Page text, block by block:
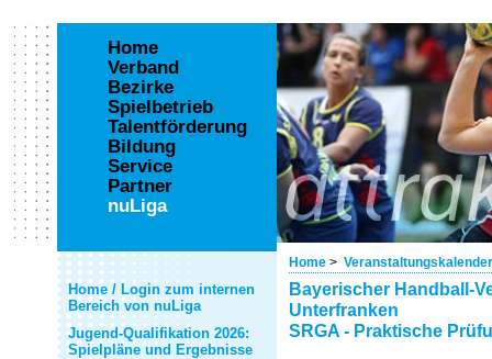
Home > Veranstaltungskalender
Home
Verband
Bezirke
Spielbetrieb
Talentförderung
Bildung
Service
Partner
nuLiga
Home / Login zum internen
Bereich von nuLiga
Jugend-Qualifikation 2026:
Spielpläne und Ergebnisse
Bayerischer Handball-
Unterfranken
SRGA - Praktische